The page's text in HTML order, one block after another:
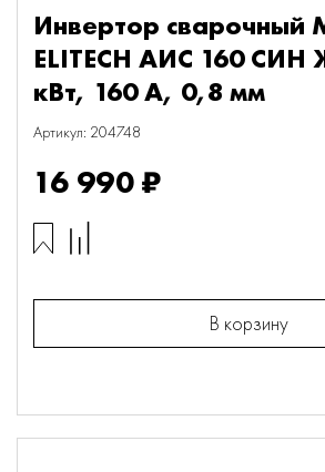
Инвертор сварочный
ELITECH АИС 160
кВт, 160 А, 0,8 мм
Артикул: 204748
16 990 ₽
В корзину